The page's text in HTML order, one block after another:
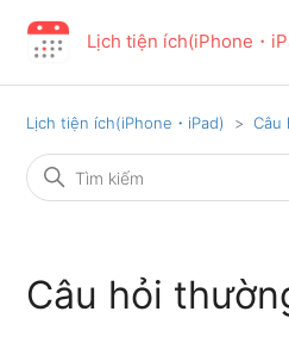
Lịch tiện ích(iPhone・
Lịch tiện ích(iPhone・iPad) Câu
Câu hỏi